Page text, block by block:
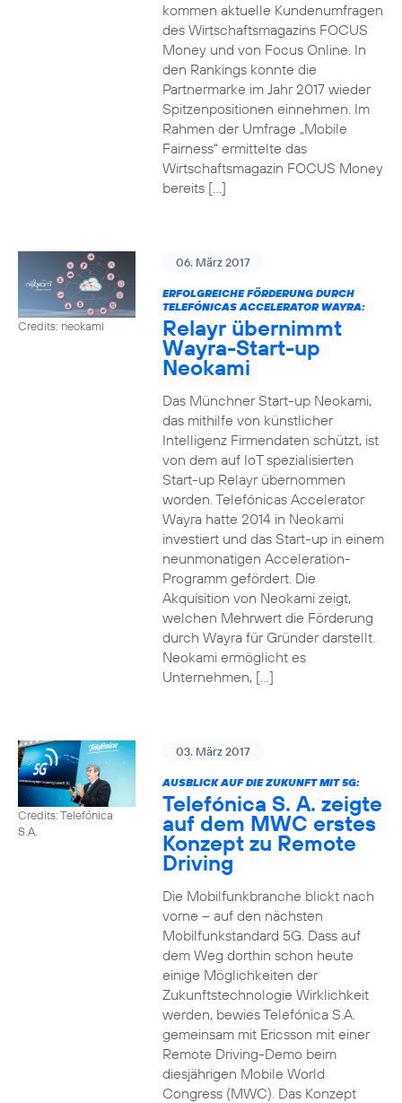
kommen aktuelle Kundenumfragen
des Wirtschaftsmagazins FOCUS
Money und von Focus Online. In
den Rankings konnte die
Partnermarke im Jahr 2017 wieder
Spitzenpositionen einnehmen. Im
Rahmen der Umfrage „Mobile
Fairness“ ermittelte das
Wirtschaftsmagazin FOCUS Money
bereits […]
Credits: neokami
06. März 2017
ERFOLGREICHE FÖRDERUNG DURCH
TELEFÓNICAS ACCELERATOR WAYRA:
Relayr übernimmt
Wayra-Start-up
Neokami
Das Münchner Start-up Neokami,
das mithilfe von künstlicher
Intelligenz Firmendaten schützt, ist
von dem auf IoT spezialisierten
Start-up Relayr übernommen
worden. Telefónicas Accelerator
Wayra hatte 2014 in Neokami
investiert und das Start-up in einem
neunmonatigen Acceleration-
Programm gefördert. Die
Akquisition von Neokami zeigt,
welchen Mehrwert die Förderung
durch Wayra für Gründer darstellt.
Neokami ermöglicht es
Unternehmen, […]
Credits: Telefónica
S.A.
03. März 2017
AUSBLICK AUF DIE ZUKUNFT MIT 5G:
Telefónica S. A. zeigte
auf dem MWC erstes
Konzept zu Remote
Driving
Die Mobilfunkbranche blickt nach
vorne – auf den nächsten
Mobilfunkstandard 5G. Dass auf
dem Weg dorthin schon heute
einige Möglichkeiten der
Zukunftstechnologie Wirklichkeit
werden, bewies Telefónica S.A.
gemeinsam mit Ericsson mit einer
Remote Driving-Demo beim
diesjährigen Mobile World
Congress (MWC). Das Konzept